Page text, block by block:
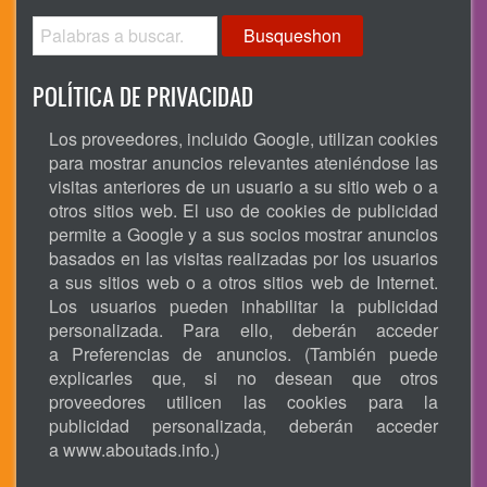
Busqueshon
POLÍTICA DE PRIVACIDAD
Los proveedores, incluido Google, utilizan cookies
para mostrar anuncios relevantes ateniéndose las
visitas anteriores de un usuario a su sitio web o a
otros sitios web. El uso de cookies de publicidad
permite a Google y a sus socios mostrar anuncios
basados en las visitas realizadas por los usuarios
a sus sitios web o a otros sitios web de Internet.
Los usuarios pueden inhabilitar la publicidad
personalizada. Para ello, deberán acceder
a Preferencias de anuncios. (También puede
explicarles que, si no desean que otros
proveedores utilicen las cookies para la
publicidad personalizada, deberán acceder
a www.aboutads.info.)